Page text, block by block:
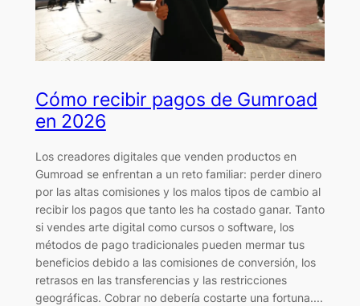
Cómo recibir pagos de Gumroad
en 2026
Los creadores digitales que venden productos en
Gumroad se enfrentan a un reto familiar: perder dinero
por las altas comisiones y los malos tipos de cambio al
recibir los pagos que tanto les ha costado ganar. Tanto
si vendes arte digital como cursos o software, los
métodos de pago tradicionales pueden mermar tus
beneficios debido a las comisiones de conversión, los
retrasos en las transferencias y las restricciones
geográficas. Cobrar no debería costarte una fortuna....